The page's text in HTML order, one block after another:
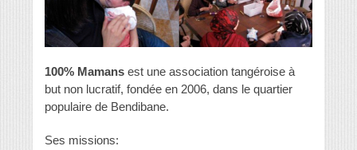
100% Mamans est une association tangéroise à
but non lucratif, fondée en 2006, dans le quartier
populaire de Bendibane.
Ses missions: